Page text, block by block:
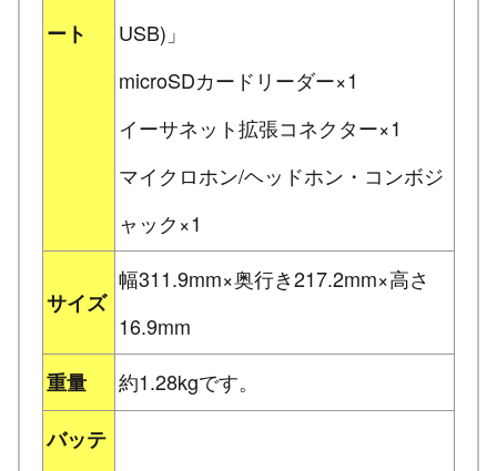
ート
USB)」
microSDカードリーダー×1
イーサネット拡張コネクター×1
マイクロホン/ヘッドホン・コンボジ
ャック×1
サイズ
幅311.9mm×奥行き217.2mm×高さ
16.9mm
重量
約1.28kgです。
バッテ